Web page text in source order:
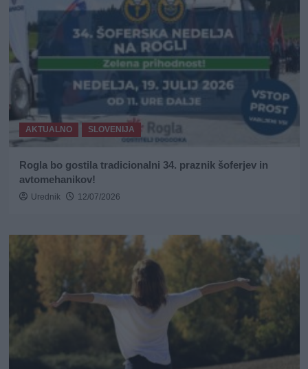
AKTUALNO SLOVENIJA
Rogla bo gostila tradicionalni 34. praznik šoferjev in
avtomehanikov!
Urednik 12/07/2026